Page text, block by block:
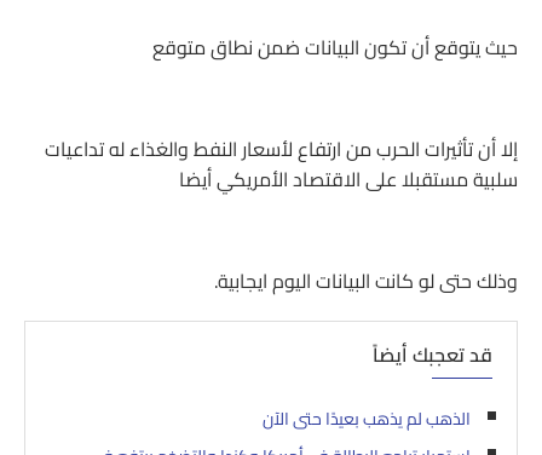
حيث يتوقع أن تكون البيانات ضمن نطاق متوقع
إلا أن تأثيرات الحرب من ارتفاع لأسعار النفط والغذاء له تداعيات
سلبية مستقبلا على الاقتصاد الأمريكي أيضا
وذلك حتى لو كانت البيانات اليوم ايجابية.
قد تعجبك أيضاً
الذهب لم يذهب بعيدًا حتى الآن